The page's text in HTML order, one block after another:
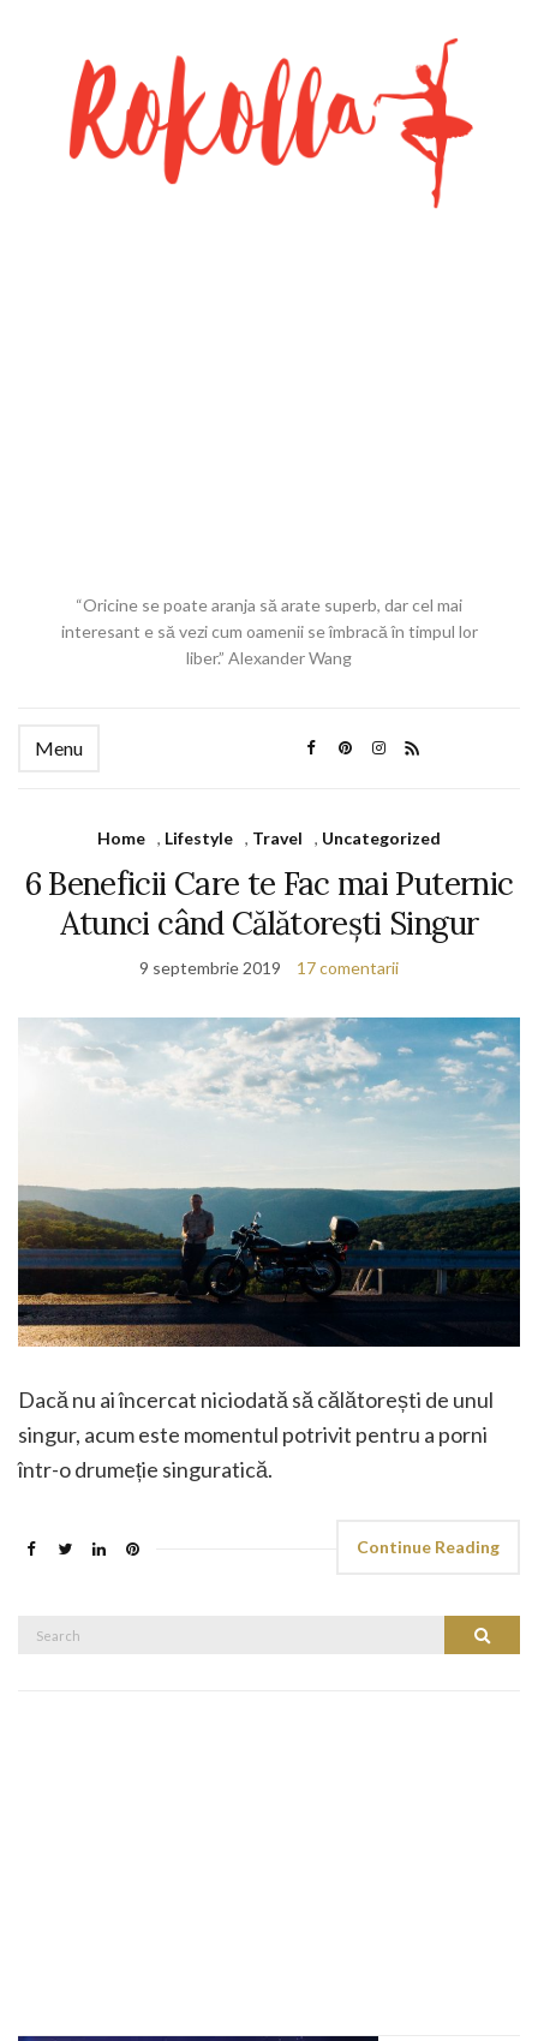
“Oricine se poate aranja să arate superb, dar cel mai
interesant e să vezi cum oamenii se îmbracă în timpul lor
liber.” Alexander Wang
Menu
Home , Lifestyle , Travel , Uncategorized
6 Beneficii Care te Fac mai Puternic
Atunci când Călătorești Singur
9 septembrie 2019 17 comentarii
Dacă nu ai încercat niciodată să călătorești de unul
singur, acum este momentul potrivit pentru a porni
într-o drumeție singuratică.
Continue Reading
Search